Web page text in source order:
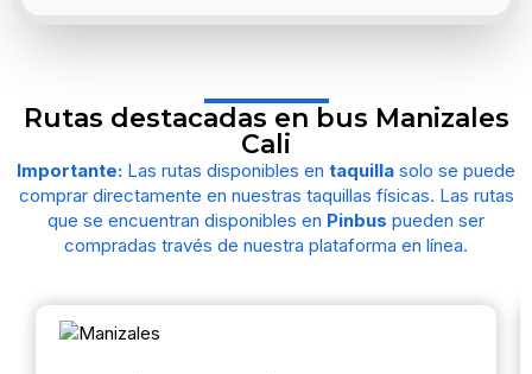
Rutas destacadas en bus Manizales
Cali
Importante: Las rutas disponibles en taquilla solo se puede
comprar directamente en nuestras taquillas físicas. Las rutas
que se encuentran disponibles en Pinbus pueden ser
compradas través de nuestra plataforma en línea.